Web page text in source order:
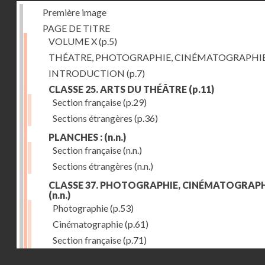
Première image
PAGE DE TITRE
VOLUME X(p.5)
THÉATRE, PHOTOGRAPHIE,
INTRODUCTION (p.7)
CLASSE 25. ARTS DU THÉÂTRE (p.11)
Section française(p.29)
Sections étrangères (p.36)
PLANCHES : (n.n.)
Section française(n.n.)
Sections étrangères (n.n.)
CLASSE 37. PHOTOGRAPHIE,
(n.n.)
Photographie(p.53)
Cinématographie(p.61)
Section française(p.71)